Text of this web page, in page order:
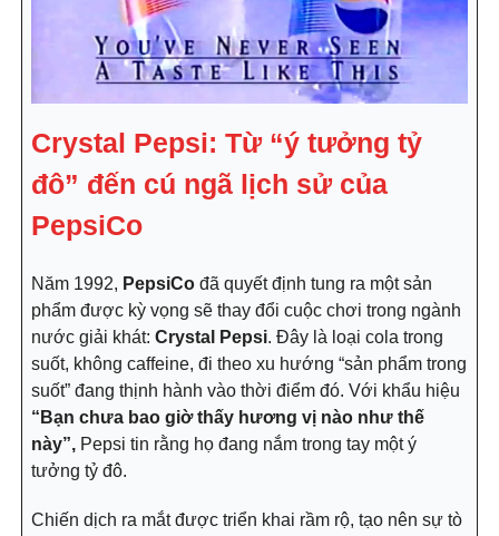
Crystal Pepsi: Từ “ý tưởng tỷ
đô” đến cú ngã lịch sử của
PepsiCo
Năm 1992, PepsiCo đã quyết định tung ra một sản
phẩm được kỳ vọng sẽ thay đổi cuộc chơi trong ngành
nước giải khát: Crystal Pepsi. Đây là loại cola trong
suốt, không caffeine, đi theo xu hướng “sản phẩm trong
suốt” đang thịnh hành vào thời điểm đó. Với khẩu hiệu
“Bạn chưa bao giờ thấy hương vị nào như thế
này”, Pepsi tin rằng họ đang nắm trong tay một ý
tưởng tỷ đô.
Chiến dịch ra mắt được triển khai rầm rộ, tạo nên sự tò